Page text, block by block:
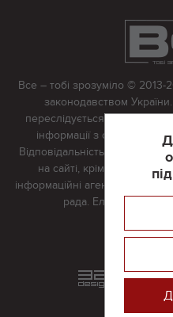
Все – тобі зрозуміло © 2013-
законодавством
переслідується в судовому
інформації з сайту тільки
Відповідальність за
на сайті, крім матеріалів,
інформаційні агентства або
рада. Електронна